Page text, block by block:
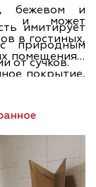
бежевом и
имитирует
природным
от сучков.
и может
в гостиных,
помещениях.
покрытие,
в различные
от
выбрать
формата